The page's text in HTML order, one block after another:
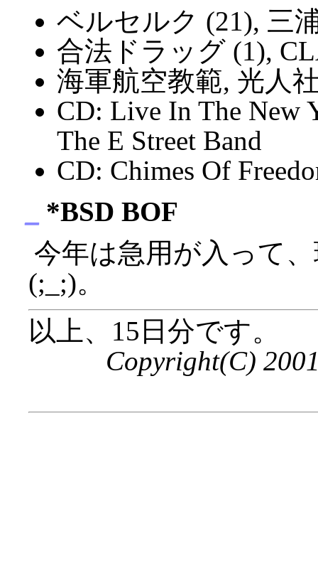
ベルセルク (21), 三
合法ドラッグ (1),
海軍航空教範, 光人
CD: Live In The New
The E Street Band
CD: Chimes Of
*BSD BOF
今年は急用が入って
(;_;)。
以上、15日分です。
Copyright(C)